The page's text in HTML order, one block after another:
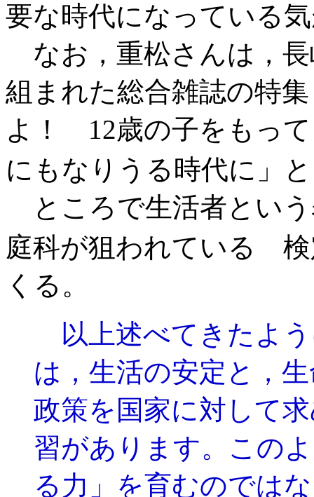
要な時代になっている
なお，重松さんは，
組まれた総合雑誌の特
よ！ 12歳の子をもっ
にもなりうる時代に」
ところで生活者とい
庭科が狙われている 検
くる。
以上述べてきたよ
は，生活の安定と，
政策を国家に対して
習があります。この
る力」を育むのでは